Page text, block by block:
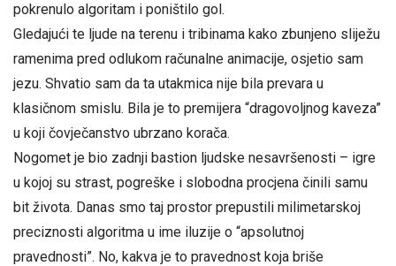
pokrenulo algoritam i poništilo gol.
Gledajući te ljude na terenu i tribinama kako zbunjeno sliježu
ramenima pred odlukom računalne animacije, osjetio sam
jezu. Shvatio sam da ta utakmica nije bila prevara u
klasičnom smislu. Bila je to premijera “dragovoljnog kaveza”
u koji čovječanstvo ubrzano korača.
Nogomet je bio zadnji bastion ljudske nesavršenosti – igre
u kojoj su strast, pogreške i slobodna procjena činili samu
bit života. Danas smo taj prostor prepustili milimetarskoj
preciznosti algoritma u ime iluzije o “apsolutnoj
pravednosti”. No, kakva je to pravednost koja briše